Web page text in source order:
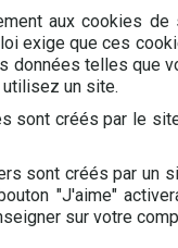
aux cookies
exige que ces
données telles que
un site.
sont créés par le
sont créés par un
"J'aime"
sur votre